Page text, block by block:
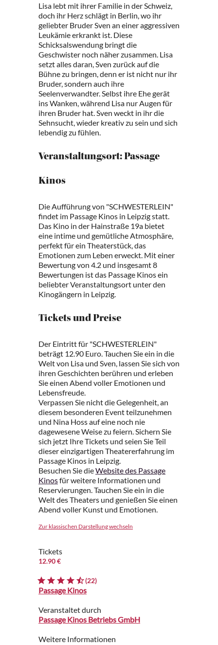
Lisa lebt mit ihrer Familie in der Schweiz,
doch ihr Herz schlägt in Berlin, wo ihr
geliebter Bruder Sven an einer aggressiven
Leukämie erkrankt ist. Diese
Schicksalswendung bringt die
Geschwister noch näher zusammen. Lisa
setzt alles daran, Sven zurück auf die
Bühne zu bringen, denn er ist nicht nur ihr
Bruder, sondern auch ihre
Seelenverwandter. Selbst ihre Ehe gerät
ins Wanken, während Lisa nur Augen für
ihren Bruder hat. Sven weckt in ihr die
Sehnsucht, wieder kreativ zu sein und sich
lebendig zu fühlen.
Veranstaltungsort: Passage
Kinos
Die Aufführung von "SCHWESTERLEIN"
findet im Passage Kinos in Leipzig statt.
Das Kino in der Hainstraße 19a bietet
eine intime und gemütliche Atmosphäre,
perfekt für ein Theaterstück, das
Emotionen zum Leben erweckt. Mit einer
Bewertung von 4.2 und insgesamt 8
Bewertungen ist das Passage Kinos ein
beliebter Veranstaltungsort unter den
Kinogängern in Leipzig.
Tickets und Preise
Der Eintritt für "SCHWESTERLEIN"
beträgt 12.90 Euro. Tauchen Sie ein in die
Welt von Lisa und Sven, lassen Sie sich von
ihren Geschichten berühren und erleben
Sie einen Abend voller Emotionen und
Lebensfreude.
Verpassen Sie nicht die Gelegenheit, an
diesem besonderen Event teilzunehmen
und Nina Hoss auf eine noch nie
dagewesene Weise zu feiern. Sichern Sie
sich jetzt Ihre Tickets und seien Sie Teil
dieser einzigartigen Theatererfahrung im
Passage Kinos in Leipzig.
Besuchen Sie dieWebsite des Passage
Kinosfür weitere Informationen und
Reservierungen. Tauchen Sie ein in die
Welt des Theaters und genießen Sie einen
Abend voller Kunst und Emotionen.
Zur klassischen Darstellung wechseln
Tickets
12.90 €
(22)
Passage Kinos
Veranstaltet durch
Passage Kinos Betriebs GmbH
Weitere Informationen